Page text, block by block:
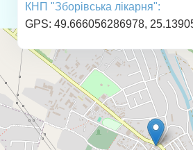
КНП "Зборівська лікарня":
GPS: 49.666056286978,